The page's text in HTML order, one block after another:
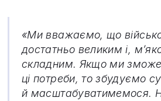
«Ми вважаємо, що
достатньо великим і,
складним. Якщо ми
ці потреби, то збудуємо
й масштабуватимемося.